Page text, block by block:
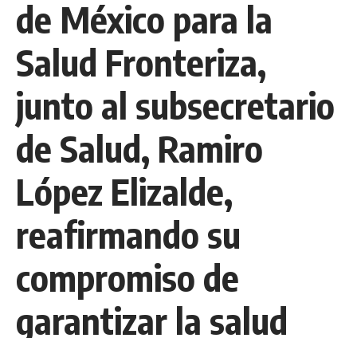
de México para la
Salud Fronteriza,
junto al subsecretario
de Salud, Ramiro
López Elizalde,
reafirmando su
compromiso de
garantizar la salud